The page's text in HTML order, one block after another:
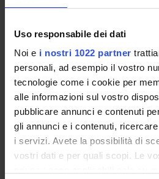
Uso responsabile dei dati
Noi e i nostri 1022 partner
personali, ad esempio il vostro
tecnologie come i cookie per
alle informazioni sul vostro
pubblicare annunci e contenuti
gli annunci e i contenuti,
i servizi. Avete la possibilità di
vostri dati e per quali scopi. Le
ISPESL
PARTECIPANTI AL PROGETTO
Maria Enrica Fracasso
Paola Franceschetti
Luigi Perbellini